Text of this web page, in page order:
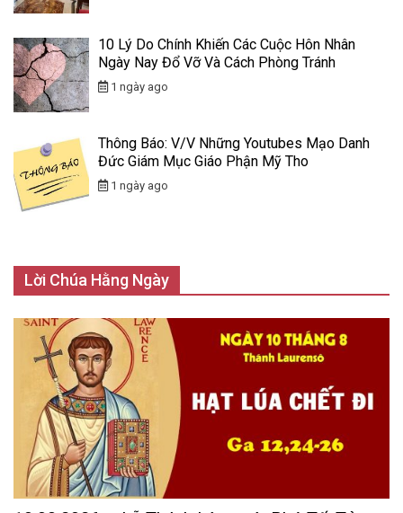
10 Lý Do Chính Khiến Các Cuộc Hôn Nhân
Ngày Nay Đổ Vỡ Và Cách Phòng Tránh
1 ngày ago
Thông Báo: V/v Những Youtubes Mạo Danh
Đức Giám Mục Giáo Phận Mỹ Tho
1 ngày ago
Lời Chúa Hằng Ngày